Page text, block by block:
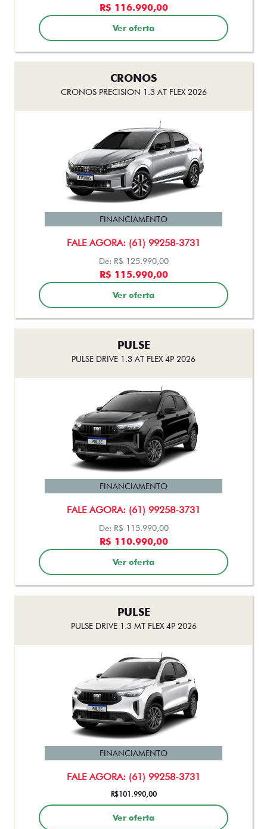
R$ 116.990,00
Ver oferta
CRONOS
CRONOS PRECISION 1.3 AT FLEX 2026
FALE AGORA: (61) 99258-3731
FINANCIAMENTO
De: R$ 125.990,00
R$ 115.990,00
Ver oferta
PULSE
PULSE DRIVE 1.3 AT FLEX 4P 2026
FALE AGORA: (61) 99258-3731
FINANCIAMENTO
De: R$ 115.990,00
R$ 110.990,00
Ver oferta
PULSE
PULSE DRIVE 1.3 MT FLEX 4P 2026
FALE AGORA: (61) 99258-3731
FINANCIAMENTO
R$101.990,00
Ver oferta